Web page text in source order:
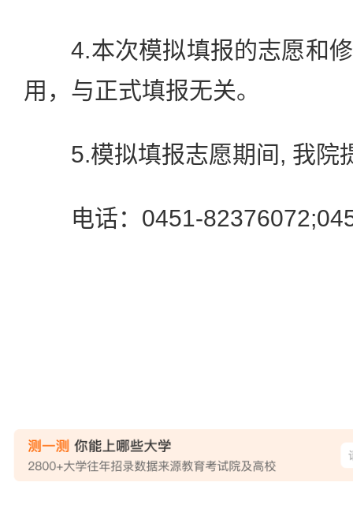
4.本次模拟填报的志愿和修
用，与正式填报无关。
5.模拟填报志愿期间, 我院
电话：0451-